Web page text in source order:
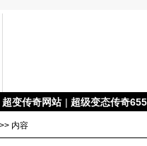
超变传奇网站 | 超级变态传奇
>> 内容